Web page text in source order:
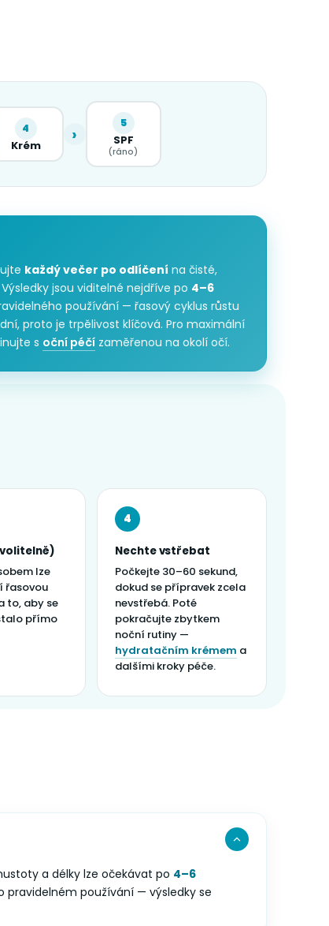
4
Krém ›
5
SPF
(ráno)
každý večer po odlíčení na čisté,
jsou viditelné nejdříve po 4–6
používání — řasový cyklus růstu
proto je trpělivost klíčová. Pro maximální
s oční péčí zaměřenou na okolí očí.
lze
řasovou
to, aby se
přímo
4
Nechte vstřebat
Počkejte 30–60 sekund,
dokud se přípravek zcela
nevstřebá. Poté
pokračujte zbytkem
noční rutiny —
hydratačním krémem a
dalšími kroky péče.
a délky lze očekávat po 4–6
pravidelném používání — výsledky se